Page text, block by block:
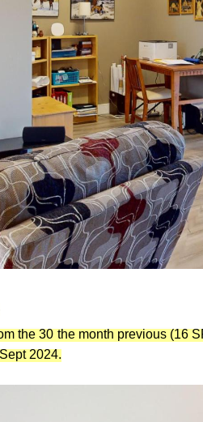
the 30 the month previous (16
2024.